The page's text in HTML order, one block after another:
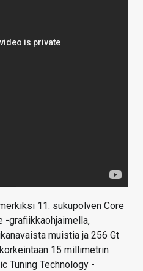
11. sukupolven Core
grafiikkaohjaimella,
muistia ja 256 Gt
15 millimetrin
Tuning Technology -